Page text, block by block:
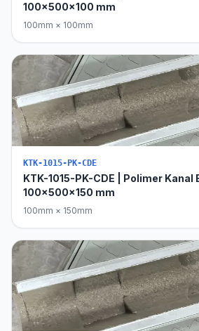
100x500x100 mm
100mm × 100mm
KTK-1015-PK-CDE
KTK-1015-PK-CDE | Polimer Kanal
100x500x150 mm
100mm × 150mm